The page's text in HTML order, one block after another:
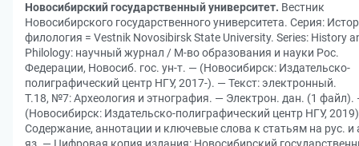
Новосибирский государственный университет. Вестник
Новосибирского государственного университета. Серия:
филология = Vestnik Novosibirsk State University. Series: History
Philology: научный журнал / М-во образования и науки Рос.
Федерации, Новосиб. гос. ун-т. — (Новосибирск: Издательско-
полиграфический центр НГУ, 2017-). — Текст: электронный.
Т.18, №7: Археология и этнография. — Электрон. дан. (1 файл).
(Новосибирск: Издательско-полиграфический центр НГУ,
Содержание, аннотации и ключевые слова к статьям на рус. и